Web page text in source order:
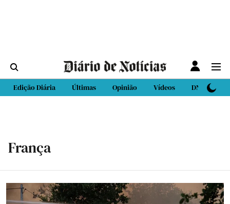
Edição Diária Últimas Opinião Vídeos DN Sport
França